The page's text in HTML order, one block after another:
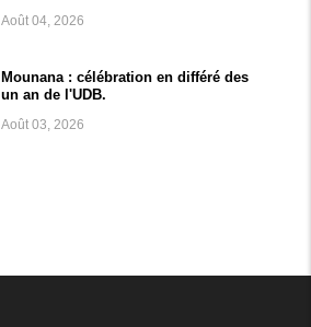
Août 04, 2026
Mounana : célébration en différé des
un an de l'UDB.
Août 03, 2026